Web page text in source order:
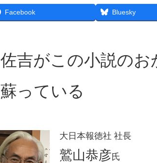
Facebook Bluesky
佐吉がこの小説のお
蘇っている
大日本報徳社 社長
鷲山恭彦 氏